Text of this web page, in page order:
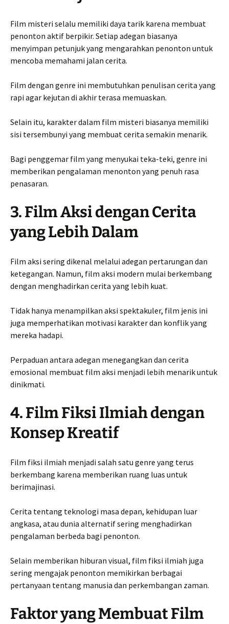
Film misteri selalu memiliki daya tarik karena membuat
penonton aktif berpikir. Setiap adegan biasanya
menyimpan petunjuk yang mengarahkan penonton untuk
mencoba memahami jalan cerita.
Film dengan genre ini membutuhkan penulisan cerita yang
rapi agar kejutan di akhir terasa memuaskan.
Selain itu, karakter dalam film misteri biasanya memiliki
sisi tersembunyi yang membuat cerita semakin menarik.
Bagi penggemar film yang menyukai teka-teki, genre ini
memberikan pengalaman menonton yang penuh rasa
penasaran.
3. Film Aksi dengan Cerita
yang Lebih Dalam
Film aksi sering dikenal melalui adegan pertarungan dan
ketegangan. Namun, film aksi modern mulai berkembang
dengan menghadirkan cerita yang lebih kuat.
Tidak hanya menampilkan aksi spektakuler, film jenis ini
juga memperhatikan motivasi karakter dan konflik yang
mereka hadapi.
Perpaduan antara adegan menegangkan dan cerita
emosional membuat film aksi menjadi lebih menarik untuk
dinikmati.
4. Film Fiksi Ilmiah dengan
Konsep Kreatif
Film fiksi ilmiah menjadi salah satu genre yang terus
berkembang karena memberikan ruang luas untuk
berimajinasi.
Cerita tentang teknologi masa depan, kehidupan luar
angkasa, atau dunia alternatif sering menghadirkan
pengalaman berbeda bagi penonton.
Selain memberikan hiburan visual, film fiksi ilmiah juga
sering mengajak penonton memikirkan berbagai
pertanyaan tentang manusia dan perkembangan zaman.
Faktor yang Membuat Film